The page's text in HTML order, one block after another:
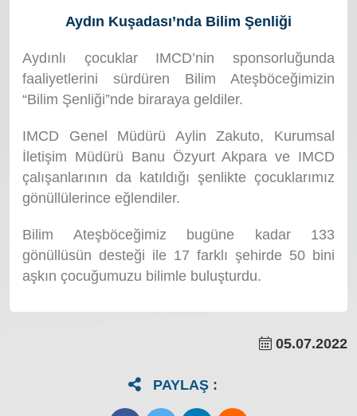
Aydın Kuşadası’nda Bilim Şenliği
Aydınlı çocuklar IMCD’nin sponsorluğunda
faaliyetlerini sürdüren Bilim Ateşböceğimizin
“Bilim Şenliği”nde biraraya geldiler.
IMCD Genel Müdürü Aylin Zakuto, Kurumsal
İletişim Müdürü Banu Özyurt Akpara ve IMCD
çalışanlarının da katıldığı şenlikte çocuklarımız
gönüllülerince eğlendiler.
Bilim Ateşböceğimiz bugüne kadar 133
gönüllüsün desteği ile 17 farklı şehirde 50 bini
aşkın çocuğumuzu bilimle buluşturdu.
05.07.2022
PAYLAŞ :